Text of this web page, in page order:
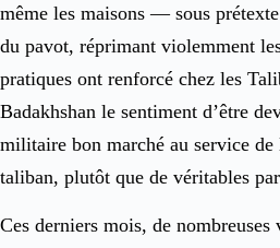
même les maisons — sous
du pavot, réprimant violemment
pratiques ont renforcé chez les
Badakhshan le sentiment d’être
militaire bon marché au service
taliban, plutôt que de véritables
Ces derniers mois, de nombreuses